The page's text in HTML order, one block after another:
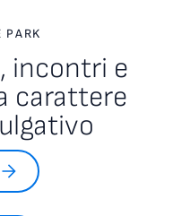
PARK
incontri e
carattere